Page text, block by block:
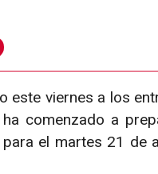
este viernes a los
comenzado a
el martes 21 de